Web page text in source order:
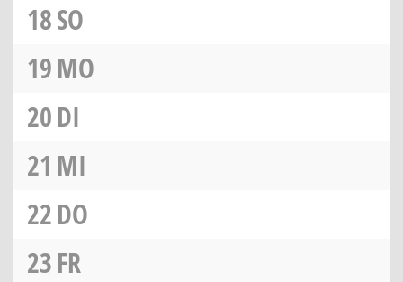
18SO
19MO
20DI
21 MI
22DO
23FR